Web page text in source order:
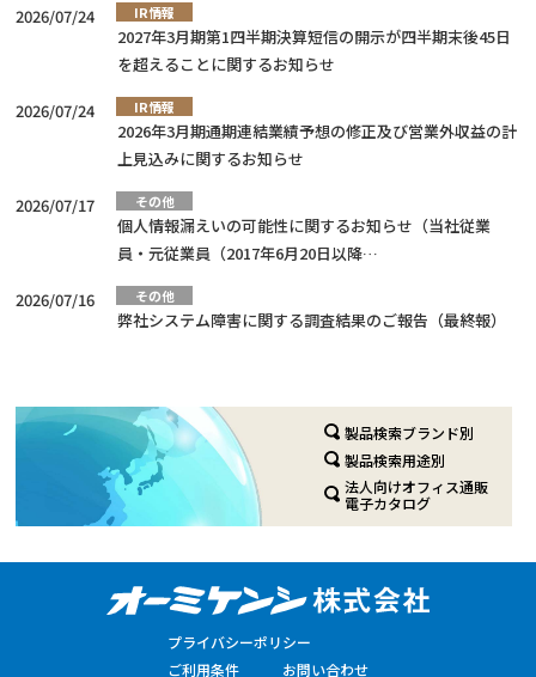
2026/07/24 IR情報
2027年3月期第1四半期決算短信の開示が四半期末後45日
を超えることに関するお知らせ
2026/07/24 IR情報
2026年3月期通期連結業績予想の修正及び営業外収益の計
上見込みに関するお知らせ
2026/07/17 その他
個人情報漏えいの可能性に関するお知らせ（当社従業
員・元従業員（2017年6月20日以降…
2026/07/16 その他
弊社システム障害に関する調査結果のご報告（最終報）
製品検索ブランド別
製品検索用途別
法人向けオフィス通販
電子カタログ
プライバシーポリシー
ご利用条件
お問い合わせ